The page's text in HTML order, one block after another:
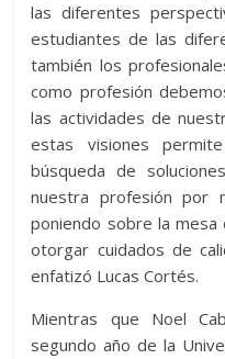
las diferentes
estudiantes de las
también los
como profesión
las actividades de
estas visiones
búsqueda de
nuestra profesión por
poniendo sobre la
otorgar cuidados de
enfatizó Lucas Cortés.
Mientras que Noel
segundo año de la